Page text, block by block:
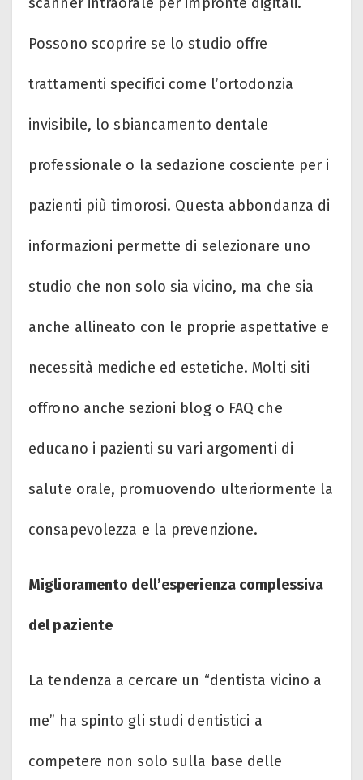
Possono scoprire se lo studio offre
trattamenti specifici come l’ortodonzia
invisibile, lo sbiancamento dentale
professionale o la sedazione cosciente per i
pazienti più timorosi. Questa abbondanza di
informazioni permette di selezionare uno
studio che non solo sia vicino, ma che sia
anche allineato con le proprie aspettative e
necessità mediche ed estetiche. Molti siti
offrono anche sezioni blog o FAQ che
educano i pazienti su vari argomenti di
salute orale, promuovendo ulteriormente la
consapevolezza e la prevenzione.
Miglioramento dell’esperienza complessiva
del paziente
La tendenza a cercare un “dentista vicino a
me” ha spinto gli studi dentistici a
competere non solo sulla base delle